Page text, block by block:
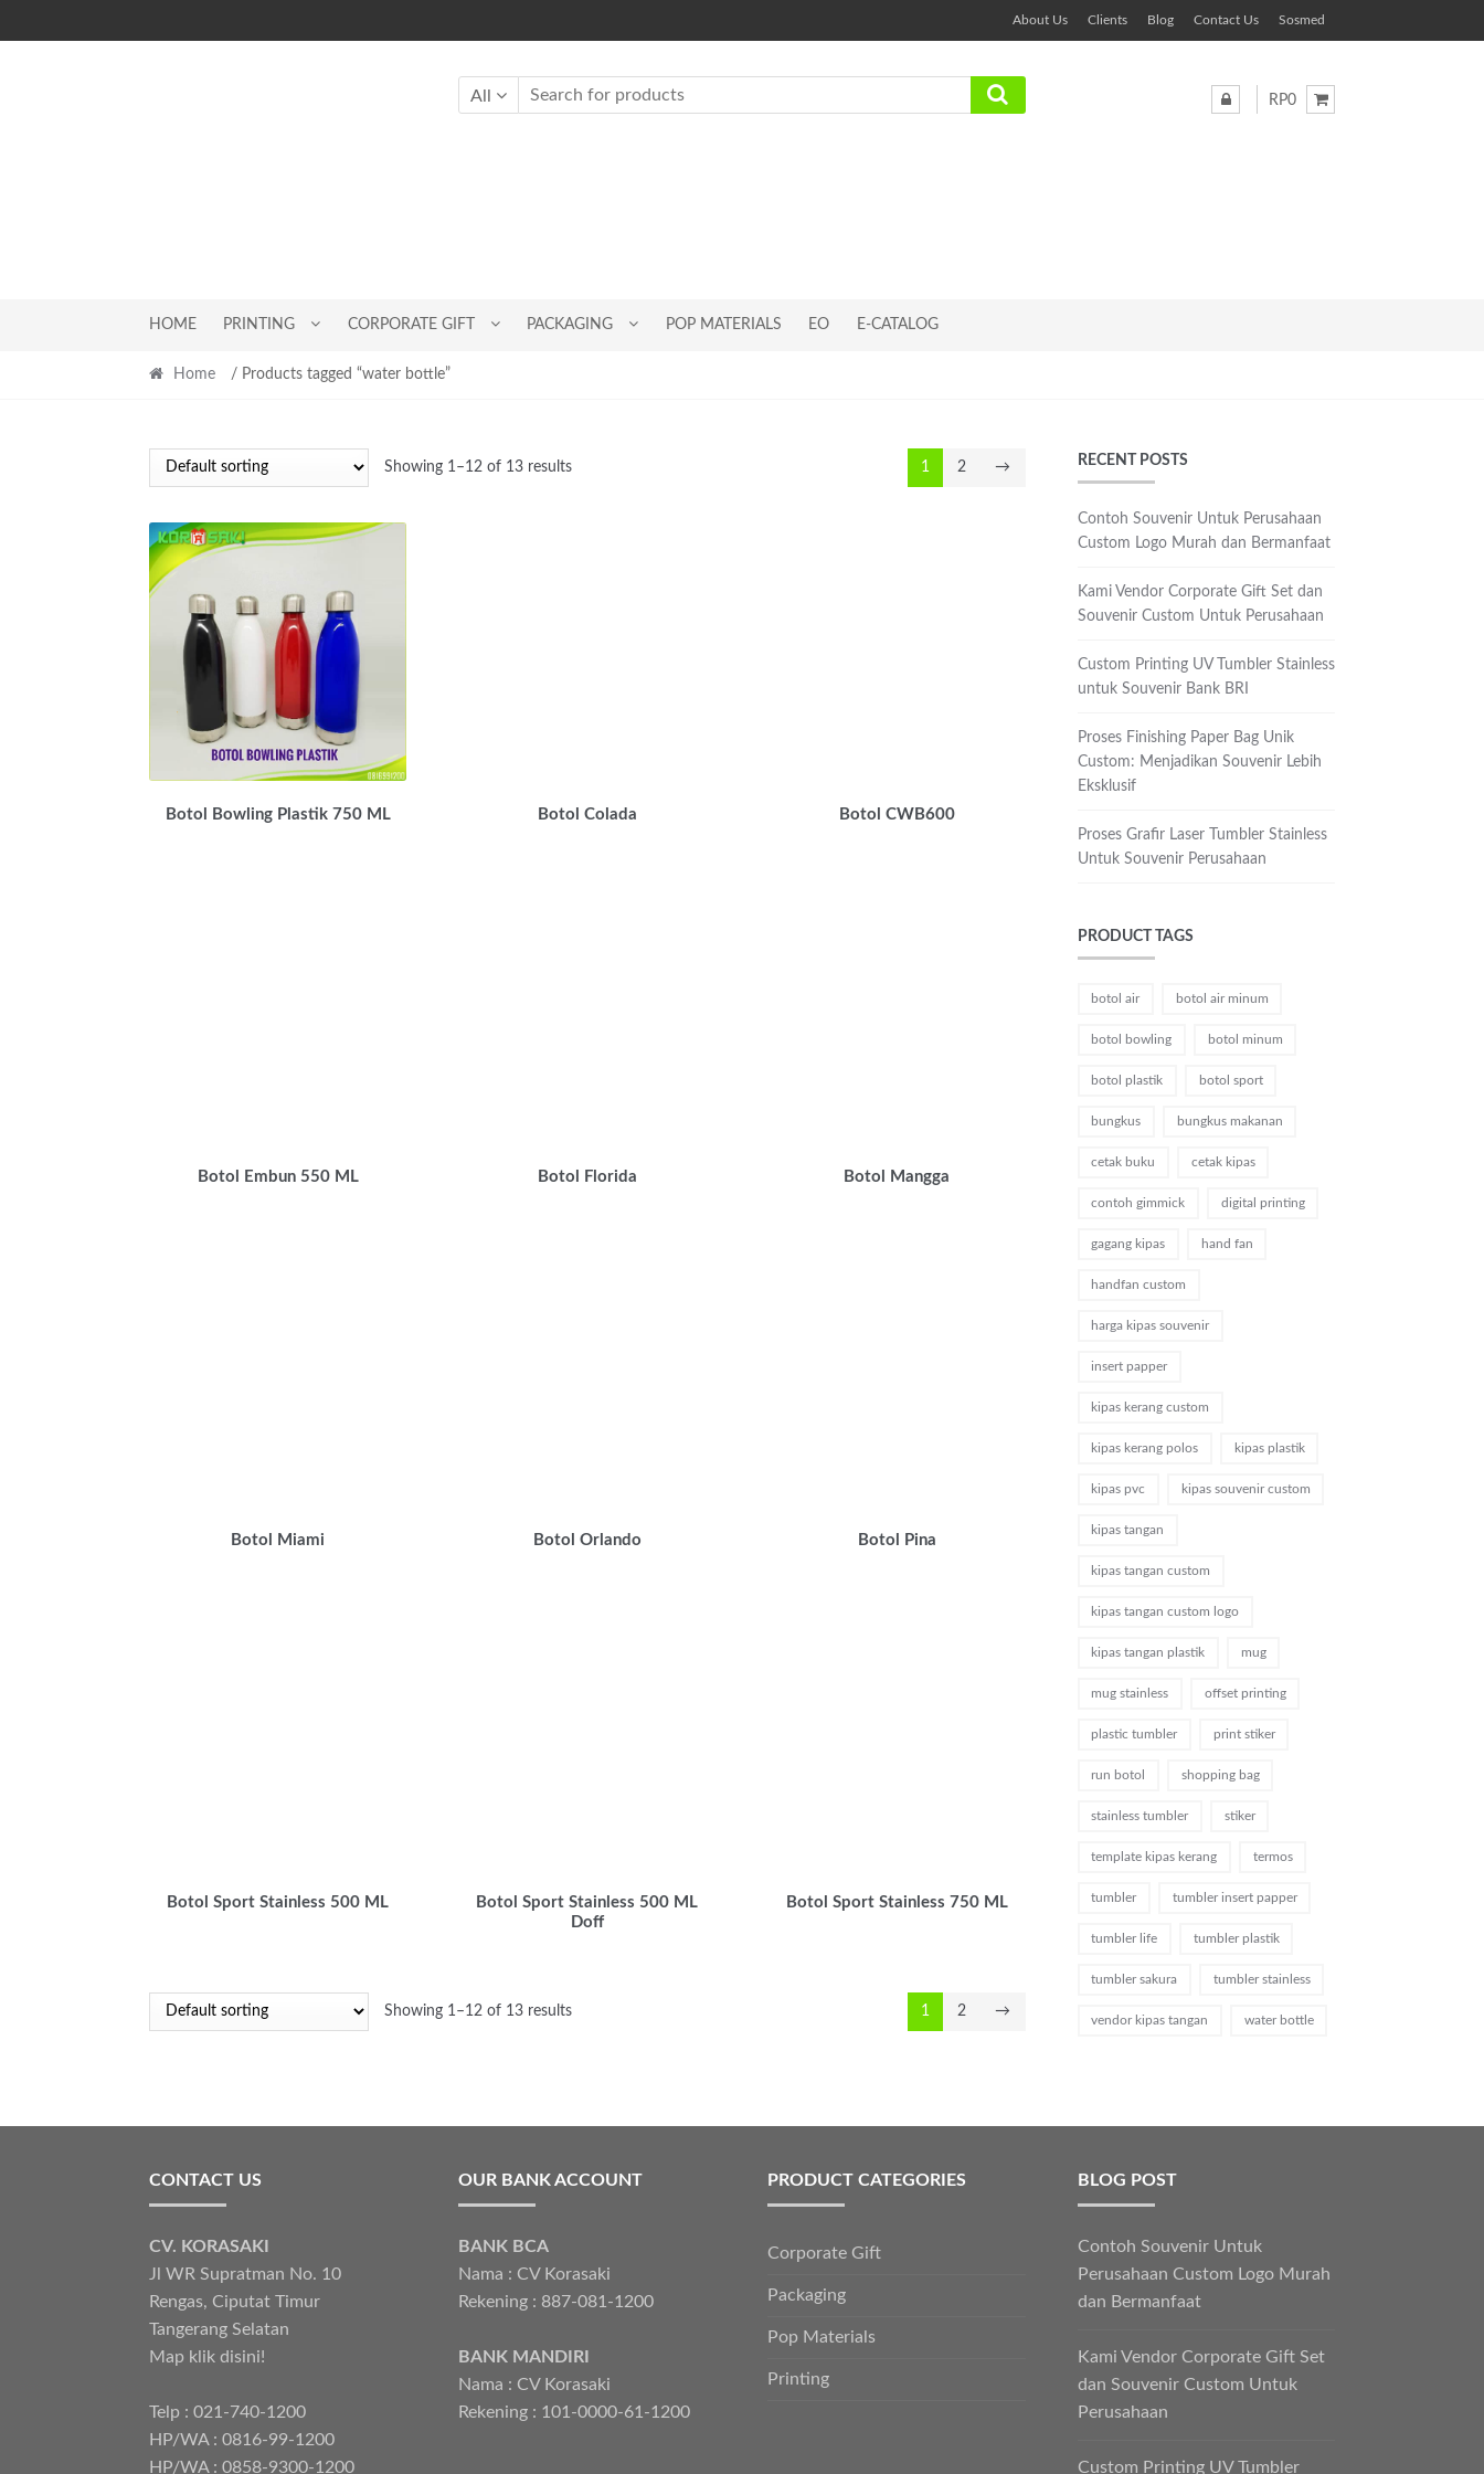
to
to
About Us Clients Blog Contact Us Sosmed
All RP0
HOME PRINTING CORPORATE GIFT PACKAGING POP MATERIALS EO E-CATALOG
Home / Products tagged “water bottle”
Showing 1–12 of 13 results 1 2 →
Botol Bowling Plastik 750 ML Botol Colada Botol CWB600
Botol Embun 550 ML Botol Florida Botol Mangga
Botol Miami Botol Orlando Botol Pina
Botol Sport Stainless 500 ML
Botol Sport Stainless 500 ML
Doff
Botol Sport Stainless 750 ML
Showing 1–12 of 13 results 1 2 →
RECENT POSTS
Contoh Souvenir Untuk Perusahaan
Custom Logo Murah dan Bermanfaat
Kami Vendor Corporate Gift Set dan
Souvenir Custom Untuk Perusahaan
Custom Printing UV Tumbler Stainless
untuk Souvenir Bank BRI
Proses Finishing Paper Bag Unik
Custom: Menjadikan Souvenir Lebih
Eksklusif
Proses Grafir Laser Tumbler Stainless
Untuk Souvenir Perusahaan
PRODUCT TAGS
botol air botol air minum
botol bowling botol minum
botol plastik botol sport
bungkus bungkus makanan
cetak buku cetak kipas
contoh gimmick digital printing
gagang kipas hand fan
handfan custom
harga kipas souvenir
insert papper
kipas kerang custom
kipas kerang polos kipas plastik
kipas pvc kipas souvenir custom
kipas tangan
kipas tangan custom
kipas tangan custom logo
kipas tangan plastik mug
mug stainless offset printing
plastic tumbler print stiker
run botol shopping bag
stainless tumbler stiker
template kipas kerang termos
tumbler tumbler insert papper
tumbler life tumbler plastik
tumbler sakura tumbler stainless
vendor kipas tangan water bottle
CONTACT US
CV. KORASAKI
Jl WR Supratman No. 10
Rengas, Ciputat Timur
Tangerang Selatan
Map klik disini!
Telp : 021-740-1200
HP/WA : 0816-99-1200
HP/WA : 0858-9300-1200
OUR BANK ACCOUNT
BANK BCA
Nama : CV Korasaki
Rekening : 887-081-1200
BANK MANDIRI
Nama : CV Korasaki
Rekening : 101-0000-61-1200
PRODUCT CATEGORIES
Corporate Gift
Packaging
Pop Materials
Printing
BLOG POST
Contoh Souvenir Untuk
Perusahaan Custom Logo Murah
dan Bermanfaat
Kami Vendor Corporate Gift Set
dan Souvenir Custom Untuk
Perusahaan
Custom Printing UV Tumbler